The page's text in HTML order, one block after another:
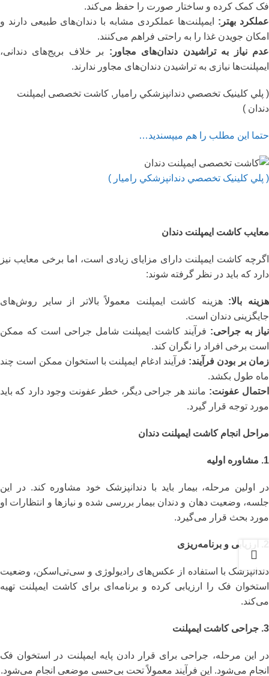
فک کمک کرده و ساختار صورت را حفظ می‌کند.
عملکرد بهتر: ایمپلنت‌ها عملکردی مشابه با دندان‌های طبیعی دارند و
امکان جویدن غذا را به راحتی فراهم می‌کنند.
عدم نیاز به تراشیدن دندان‌های مجاور: بر خلاف بریج‌های دندانی،
ایمپلنت‌ها نیازی به تراشیدن دندان‌های مجاور ندارند.
( پلي کلينیک تخصصي دندانپزشکي راميار, کاشت تخصصی ایمپلنت
دندان )
حتما این مطلب را هم میپسندید…
( پلي کلينیک تخصصي دندانپزشکي راميار )
معایب کاشت ایمپلنت دندان
اگرچه کاشت ایمپلنت دارای مزایای زیادی است، اما برخی معایب نیز
دارد که باید در نظر گرفته شوند:
هزینه بالا: هزینه کاشت ایمپلنت معمولاً بالاتر از سایر روش‌های
جایگزینی دندان است.
نیاز به جراحی: فرآیند کاشت ایمپلنت شامل جراحی است که ممکن
است برخی افراد را نگران کند.
زمان‌ بر بودن فرآیند: فرآیند ادغام ایمپلنت با استخوان ممکن است چند
ماه طول بکشد.
احتمال عفونت: مانند هر جراحی دیگر، خطر عفونت وجود دارد که باید
مورد توجه قرار گیرد.
مراحل انجام کاشت ایمپلنت دندان
1. مشاوره اولیه
در اولین مرحله، بیمار باید با دندانپزشک خود مشاوره کند. در این
جلسه، وضعیت دهان و دندان بیمار بررسی شده و نیازها و انتظارات او
مورد بحث قرار می‌گیرد.
دندانپزشک با استفاده از عکس‌های رادیولوژی و سی‌تی‌اسکن، وضعیت
استخوان فک را ارزیابی کرده و برنامه‌ای برای کاشت ایمپلنت تهیه
می‌کند.
3. جراحی کاشت ایمپلنت
در این مرحله، جراحی برای قرار دادن پایه ایمپلنت در استخوان فک
انجام می‌شود. این فرآیند معمولاً تحت بی‌حسی موضعی انجام می‌شود.